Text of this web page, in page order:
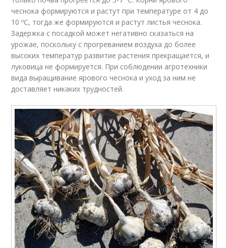
чеснока формируются и растут при температуре от 4 до
10 ºC, тогда же формируются и растут листья чеснока.
Задержка с посадкой может негативно сказаться на
урожае, поскольку с прогреванием воздуха до более
высоких температур развитие растения прекращается, и
луковица не формируется. При соблюдении агротехники
вида выращивание ярового чеснока и уход за ним не
доставляет никаких трудностей.